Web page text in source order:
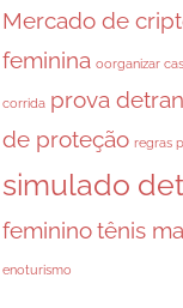
Mercado de
feminina oorganizar
corrida prova detran
de proteção regras
simulado
femininotênis
enoturismo